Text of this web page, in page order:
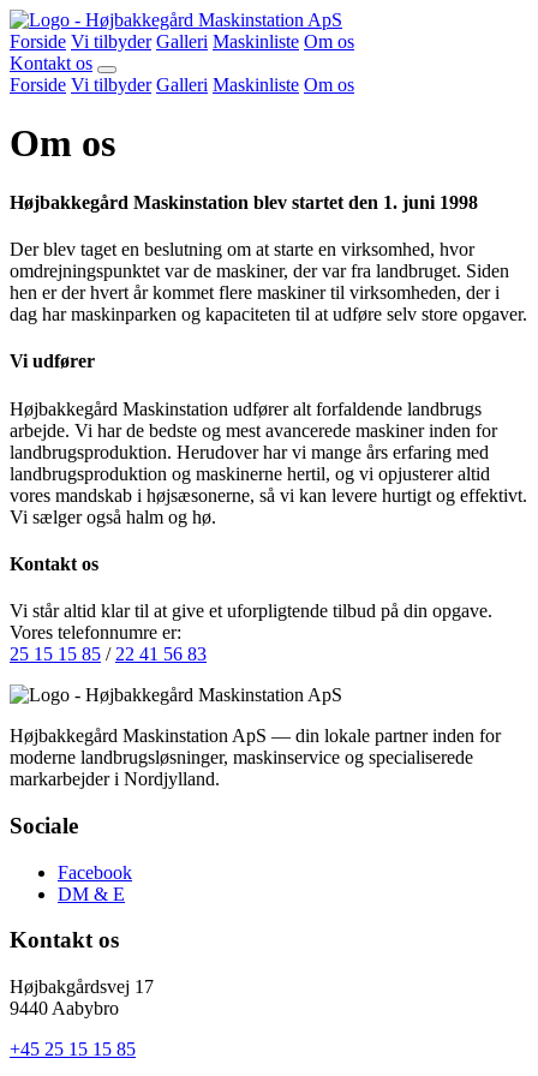
Forside Vi tilbyder Galleri Maskinliste Om os
Kontakt os
Forside Vi tilbyder Galleri Maskinliste Om os
Om os
Højbakkegård Maskinstation blev startet den 1. juni 1998
Der blev taget en beslutning om at starte en virksomhed, hvor
omdrejningspunktet var de maskiner, der var fra landbruget. Siden
hen er der hvert år kommet flere maskiner til virksomheden, der i
dag har maskinparken og kapaciteten til at udføre selv store opgaver.
Vi udfører
Højbakkegård Maskinstation udfører alt forfaldende landbrugs
arbejde. Vi har de bedste og mest avancerede maskiner inden for
landbrugsproduktion. Herudover har vi mange års erfaring med
landbrugsproduktion og maskinerne hertil, og vi opjusterer altid
vores mandskab i højsæsonerne, så vi kan levere hurtigt og effektivt.
Vi sælger også halm og hø.
Kontakt os
Vi står altid klar til at give et uforpligtende tilbud på din opgave.
Vores telefonnumre er:
25 15 15 85 / 22 41 56 83
Højbakkegård Maskinstation ApS — din lokale partner inden for
moderne landbrugsløsninger, maskinservice og specialiserede
markarbejder i Nordjylland.
Sociale
Facebook
DM & E
Kontakt os
Højbakgårdsvej 17
9440 Aabybro
+45 25 15 15 85